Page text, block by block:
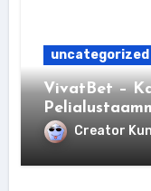
uncategorized
VivatBet –
Creator